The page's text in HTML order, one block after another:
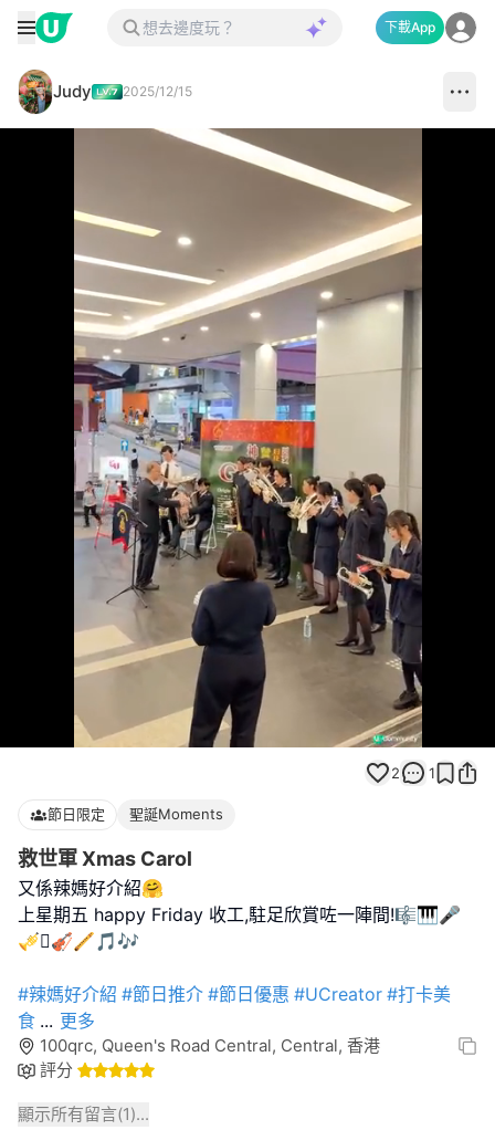
下載App
Judy 2025/12/15
Loaded
100.00%
2 1
節日限定 聖誕Moments
救世軍 Xmas Carol
又係辣媽好介紹🤗
上星期五 happy Friday 收工,駐足欣賞咗一陣間!🎼🎹🎤
🎺🪉🎻🪈🎵🎶
#辣媽好介紹 #節日推介 #節日優惠 #UCreator #打卡美
食 ... 更多
100qrc, Queen's Road Central, Central, 香港
評分
顯示所有留言(1)...